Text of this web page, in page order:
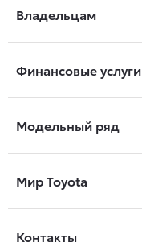
Владельцам
Финансовые услуги
Модельный ряд
Мир Toyota
Контакты